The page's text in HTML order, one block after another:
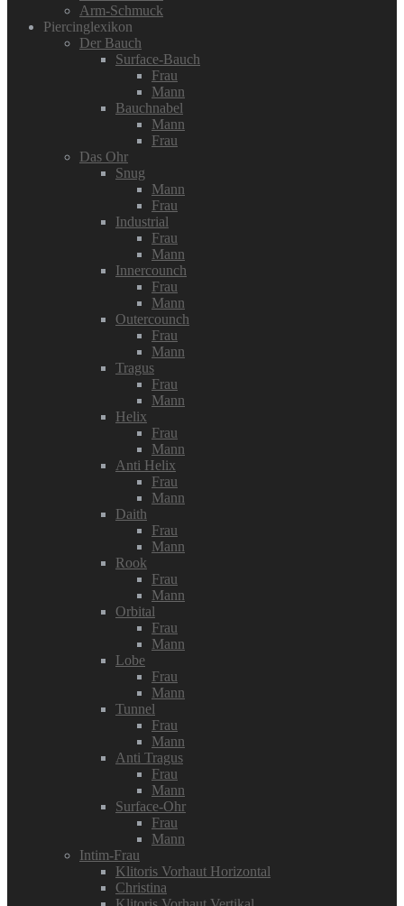
Arm-Schmuck
Piercinglexikon
Der Bauch
Surface-Bauch
Frau
Mann
Bauchnabel
Mann
Frau
Das Ohr
Snug
Mann
Frau
Industrial
Frau
Mann
Innercounch
Frau
Mann
Outercounch
Frau
Mann
Tragus
Frau
Mann
Helix
Frau
Mann
Anti Helix
Frau
Mann
Daith
Frau
Mann
Rook
Frau
Mann
Orbital
Frau
Mann
Lobe
Frau
Mann
Tunnel
Frau
Mann
Anti Tragus
Frau
Mann
Surface-Ohr
Frau
Mann
Intim-Frau
Klitoris Vorhaut Horizontal
Christina